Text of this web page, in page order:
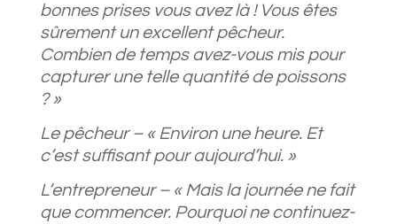
bonnes prises vous avez là ! Vous êtes
sûrement un excellent pêcheur.
Combien de temps avez-vous mis pour
capturer une telle quantité de poissons
? »
Le pêcheur – « Environ une heure. Et
c’est suffisant pour aujourd’hui. »
L’entrepreneur – « Mais la journée ne fait
que commencer. Pourquoi ne continuez-